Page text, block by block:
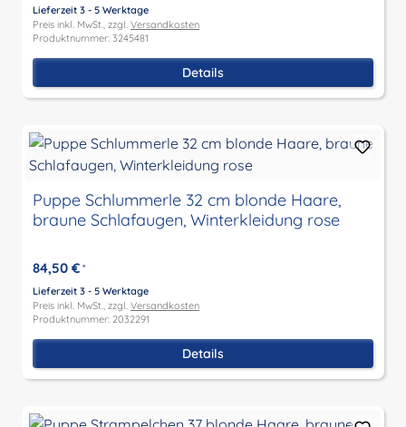
Lieferzeit 3 - 5 Werktage
Preis inkl. MwSt., zzgl. Versandkosten
Produktnummer: 3245481
Details
Puppe Schlummerle 32 cm blonde Haare,
braune Schlafaugen, Winterkleidung rose
84,50 € *
Lieferzeit 3 - 5 Werktage
Preis inkl. MwSt., zzgl. Versandkosten
Produktnummer: 2032291
Details